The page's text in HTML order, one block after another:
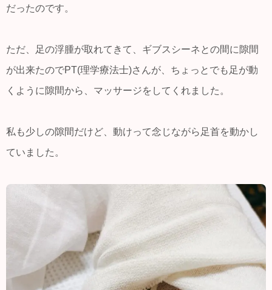
だったのです。
ただ、足の浮腫が取れてきて、ギブスシーネとの間に隙間
が出来たのでPT(理学療法士)さんが、ちょっとでも足が動
くように隙間から、マッサージをしてくれました。
私も少しの隙間だけど、動けって念じながら足首を動かし
ていました。